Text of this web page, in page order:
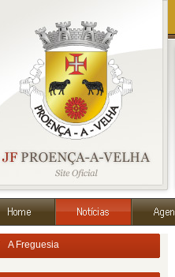
A Freguesia